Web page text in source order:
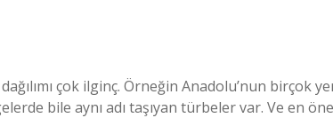
çok ilginç. Örneğin Anadolu’nun birçok
bile aynı adı taşıyan türbeler var. Ve en